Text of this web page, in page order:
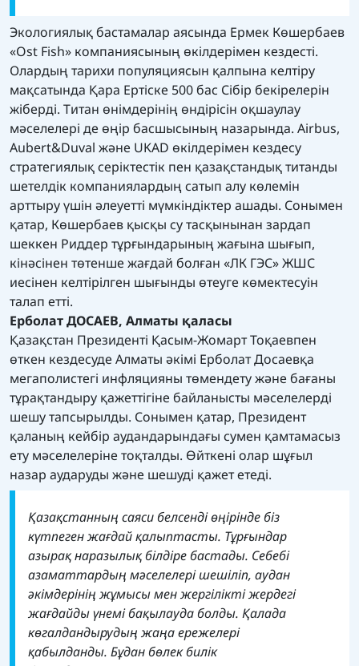
Экологиялық бастамалар аясында Ермек Көшербаев
«Ost Fish» компаниясының өкілдерімен кездесті.
Олардың тарихи популяциясын қалпына келтіру
мақсатында Қара Ертіске 500 бас Сібір бекірелерін
жіберді. Титан өнімдерінің өндірісін оқшаулау
мәселелері де өңір басшысының назарында. Airbus,
Aubert&Duval және UKAD өкілдерімен кездесу
стратегиялық серіктестік пен қазақстандық титанды
шетелдік компаниялардың сатып алу көлемін
арттыру үшін әлеуетті мүмкіндіктер ашады. Сонымен
қатар, Көшербаев қысқы су тасқынынан зардап
шеккен Риддер тұрғындарының жағына шығып,
кінәсінен төтенше жағдай болған «ЛК ГЭС» ЖШС
иесінен келтірілген шығынды өтеуге көмектесуін
талап етті.
Ерболат ДОСАЕВ, Алматы қаласы
Қазақстан Президенті Қасым-Жомарт Тоқаевпен
өткен кездесуде Алматы әкімі Ерболат Досаевқа
мегаполистегі инфляцияны төмендету және бағаны
тұрақтандыру қажеттігіне байланысты мәселелерді
шешу тапсырылды. Сонымен қатар, Президент
қаланың кейбір аудандарындағы сумен қамтамасыз
ету мәселелеріне тоқталды. Өйткені олар шұғыл
назар аударуды және шешуді қажет етеді.
Қазақстанның саяси белсенді өңірінде біз
күтпеген жағдай қалыптасты. Тұрғындар
азырақ наразылық білдіре бастады. Себебі
азаматтардың мәселелері шешіліп, аудан
әкімдерінің жұмысы мен жергілікті жердегі
жағдайды үнемі бақылауда болды. Қалада
көгалдандырудың жаңа ережелері
қабылданды. Бұдан бөлек билік